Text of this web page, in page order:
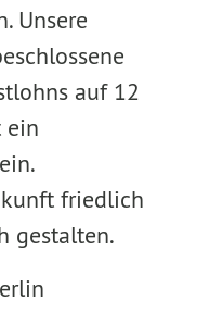
Unsere
auf 12
ein
friedlich
gestalten.